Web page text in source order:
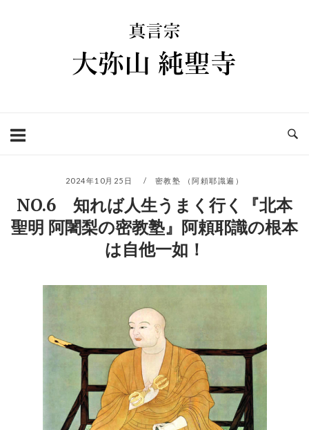
2024年10月25日 密教塾 （阿頼耶識遍）
NO.6 知れば人生うまく行く『北本
聖明 阿闍梨の密教塾』阿頼耶識の根本
は自他一如！